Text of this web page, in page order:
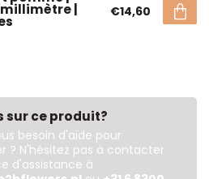
| €14,60
sur ce produit?
besoin d'aide pour
? N'hésitez pas à contacter
d'assistance à